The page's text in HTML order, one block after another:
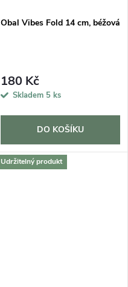
Obal Vibes Fold 14 cm, béžová
180 Kč
Skladem 5 ks
DO KOŠÍKU
Udržitelný produkt